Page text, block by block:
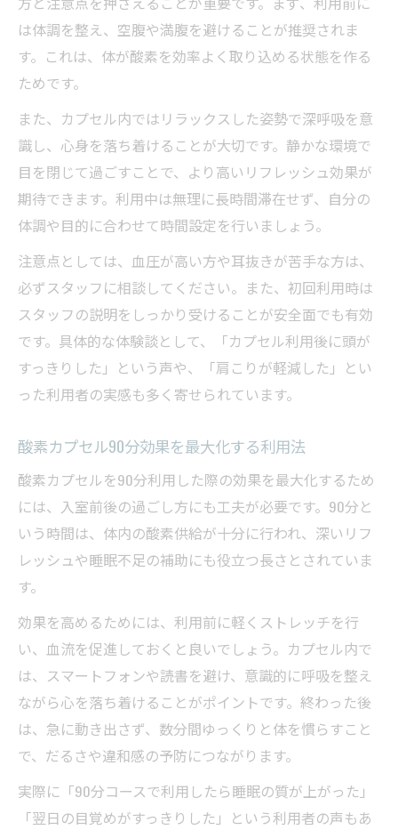
は体調を整え、空腹や満腹を避けることが推奨されま
す。これは、体が酸素を効率よく取り込める状態を作る
ためです。
また、カプセル内ではリラックスした姿勢で深呼吸を意
識し、心身を落ち着けることが大切です。静かな環境で
目を閉じて過ごすことで、より高いリフレッシュ効果が
期待できます。利用中は無理に長時間滞在せず、自分の
体調や目的に合わせて時間設定を行いましょう。
注意点としては、血圧が高い方や耳抜きが苦手な方は、
必ずスタッフに相談してください。また、初回利用時は
スタッフの説明をしっかり受けることが安全面でも有効
です。具体的な体験談として、「カプセル利用後に頭が
すっきりした」という声や、「肩こりが軽減した」とい
った利用者の実感も多く寄せられています。
酸素カプセル90分効果を最大化する利用法
酸素カプセルを90分利用した際の効果を最大化するため
には、入室前後の過ごし方にも工夫が必要です。90分と
いう時間は、体内の酸素供給が十分に行われ、深いリフ
レッシュや睡眠不足の補助にも役立つ長さとされていま
す。
効果を高めるためには、利用前に軽くストレッチを行
い、血流を促進しておくと良いでしょう。カプセル内で
は、スマートフォンや読書を避け、意識的に呼吸を整え
ながら心を落ち着けることがポイントです。終わった後
は、急に動き出さず、数分間ゆっくりと体を慣らすこと
で、だるさや違和感の予防につながります。
実際に「90分コースで利用したら睡眠の質が上がった」
「翌日の目覚めがすっきりした」という利用者の声もあ